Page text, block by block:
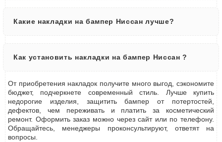
Какие накладки на бампер Ниссан лучше?
Как установить накладки на бампер Ниссан ?
От приобретения накладок получите много выгод, сэкономите
бюджет, подчеркнете современный стиль. Лучше купить
недорогие изделия, защитить бампер от потертостей,
дефектов, чем переживать и платить за косметический
ремонт. Оформить заказ можно через сайт или по телефону.
Обращайтесь, менеджеры проконсультируют, ответят на
вопросы.